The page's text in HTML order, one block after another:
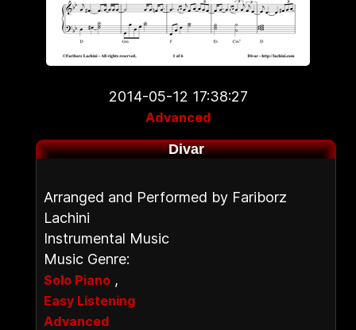
2014-05-12 17:38:27
Advanced
Divar
Arranged and Performed by Fariborz
Lachini
Instrumental Music
Music Genre:
Solo Piano ,
Easy Listening
Advanced